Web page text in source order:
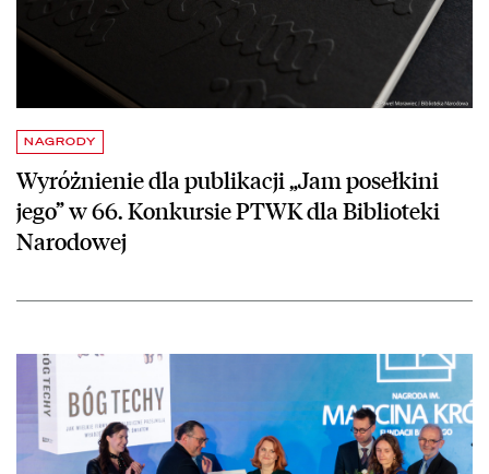
NAGRODY
Wyróżnienie dla publikacji „Jam posełkini
jego” w 66. Konkursie PTWK dla Biblioteki
Narodowej
czytaj więcej o Sylwia Czubkowska laureatką Nagrody im. Marcina